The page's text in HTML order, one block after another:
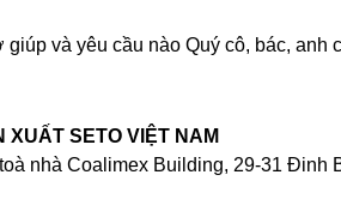
giúp và yêu cầu nào Quý cô, bác,
XUẤT SETO VIỆT NAM
nhà Coalimex Building, 29-31 Đinh